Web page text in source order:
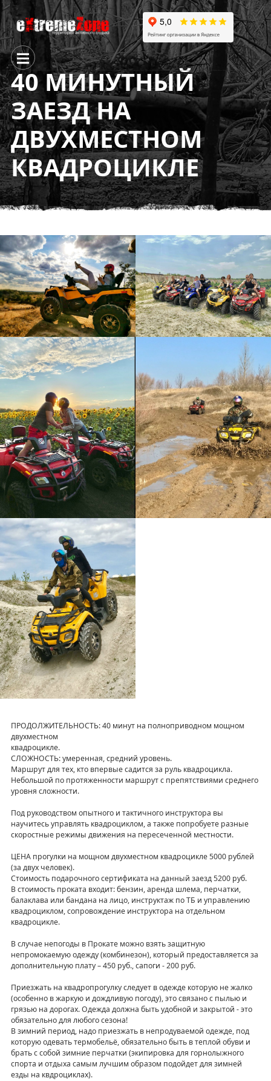
40 МИНУТНЫЙ
ЗАЕЗД НА
ДВУХМЕСТНОМ
КВАДРОЦИКЛЕ
ПРОДОЛЖИТЕЛЬНОСТЬ: 40 минут на полноприводном мощном
двухместном
квадроцикле.
СЛОЖНОСТЬ: умеренная, средний уровень.
Маршрут для тех, кто впервые садится за руль квадроцикла.
Небольшой по протяженности маршрут с препятствиями среднего
уровня сложности.
Под руководством опытного и тактичного инструктора вы
научитесь управлять квадроциклом, а также попробуете разные
скоростные режимы движения на пересеченной местности.
ЦЕНА прогулки на мощном двухместном квадроцикле 5000 рублей
(за двух человек).
Стоимость подарочного сертификата на данный заезд 5200 руб.
В стоимость проката входит: бензин, аренда шлема, перчатки,
балаклава или бандана на лицо, инструктаж по ТБ и управлению
квадроциклом, сопровождение инструктора на отдельном
квадроцикле.
В случае непогоды в Прокате можно взять защитную
непромокаемую одежду (комбинезон), который предоставляется за
дополнительную плату – 450 руб., сапоги - 200 руб.
Приезжать на квадропрогулку следует в одежде которую не жалко
(особенно в жаркую и дождливую погоду), это связано с пылью и
грязью на дорогах. Одежда должна быть удобной и закрытой - это
обязательно для любого сезона!
В зимний период, надо приезжать в непродуваемой одежде, под
которую одевать термобельё, обязательно быть в теплой обуви и
брать с собой зимние перчатки (экипировка для горнолыжного
спорта и отдыха самым лучшим образом подойдет для зимней
езды на квдроциклах).